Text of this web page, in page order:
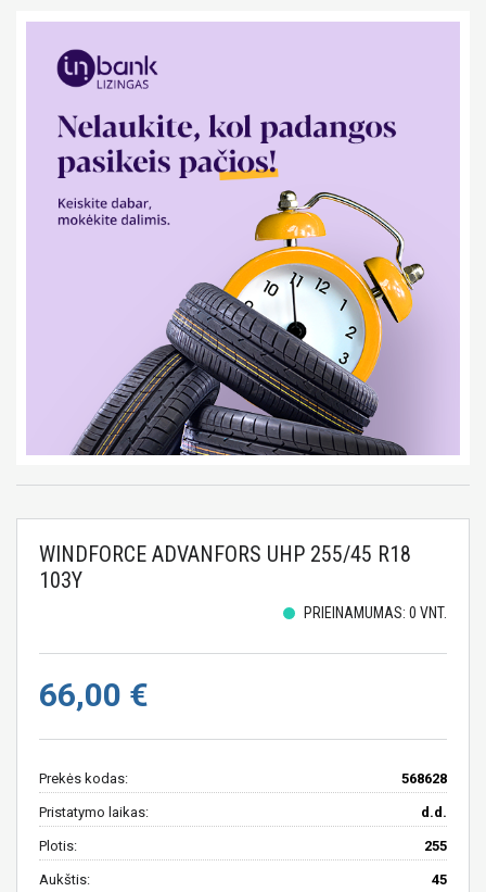
WINDFORCE ADVANFORS UHP 255/45 R18
103Y
PRIEINAMUMAS: 0 VNT.
66,00 €
Prekės kodas: 568628
Pristatymo laikas: d.d.
Plotis: 255
Aukštis: 45